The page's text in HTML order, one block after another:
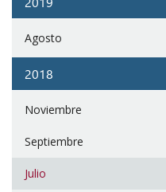
Agosto
2018
Noviembre
Septiembre
Julio